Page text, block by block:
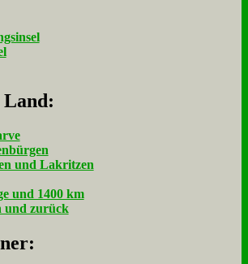
Land:
und Lakritzen
und 1400 km
und zurück